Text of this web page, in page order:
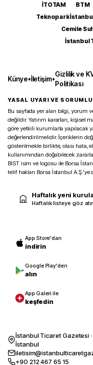
İTOTAM BTM
Teknopark
Cemile
İstanbul
Künye•İletişim•
Gizlilik ve
Politikası
YASAL UYARI VE
Bu sayfada yer alan bilgi, yorum
değildir. Yatırım kararları,
göre yetkili kurumlarla yapılacak
değerlendirilmelidir. İçeriklerin
gösterilmekle birlikte, olası hata,
kullanımından doğabilecek
BIST isim ve logosu ile Borsa
telif hakları Borsa İstanbul A.Ş.’ye
Haftalık yeni
Haftalık listeye göz
App Store'dan
indirin
Google Play'den
alın
App Galeri ile
keşfedin
İstanbul Ticaret Gazetesi
İstanbul
+90 212 467 65 15